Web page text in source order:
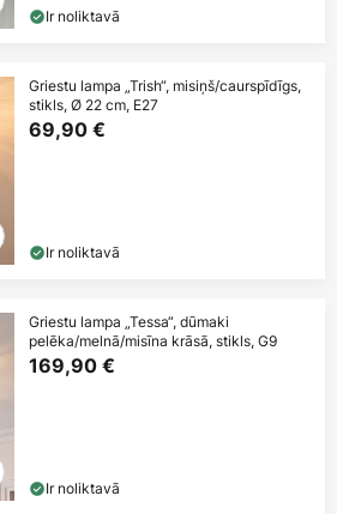
Ir noliktavā
Griestu lampa „Trish“, misiņš/caurspīdīgs,
stikls, Ø 22 cm, E27
69,90 €
Ir noliktavā
Griestu lampa „Tessa“, dūmaki
pelēka/melnā/misīna krāsā, stikls, G9
169,90 €
Ir noliktavā